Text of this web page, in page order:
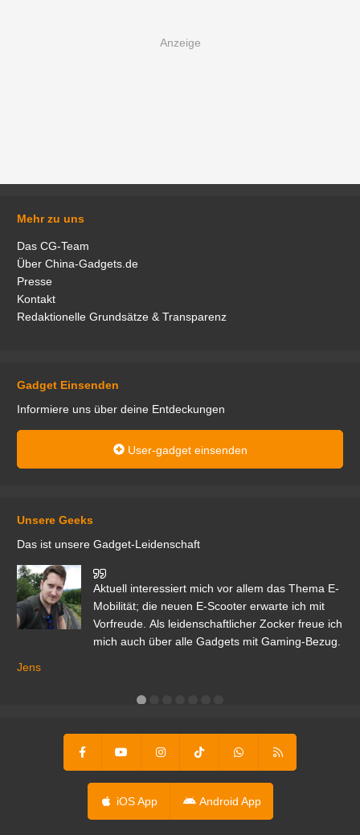
Mehr zu uns
Das CG-Team
Über China-Gadgets.de
Presse
Kontakt
Redaktionelle Grundsätze & Transparenz
Gadget Einsenden
Informiere uns über deine Entdeckungen
User-gadget einsenden
Unsere Geeks
Das ist unsere Gadget-Leidenschaft
Aktuell interessiert mich vor allem das Thema E-
Mobilität; die neuen E-Scooter erwarte ich mit
Vorfreude. Als leidenschaftlicher Zocker freue ich
mich auch über alle Gadgets mit Gaming-Bezug.
Jens
iOS App Android App